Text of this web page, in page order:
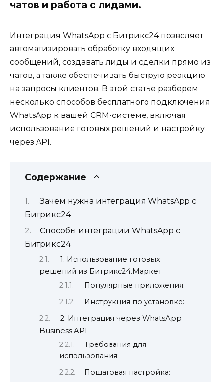
чатов и работа с лидами.
Интеграция WhatsApp с Битрикс24 позволяет
автоматизировать обработку входящих
сообщений, создавать лиды и сделки прямо из
чатов, а также обеспечивать быструю реакцию
на запросы клиентов. В этой статье разберем
несколько способов бесплатного подключения
WhatsApp к вашей CRM-системе, включая
использование готовых решений и настройку
через API.
Содержание
Зачем нужна интеграция WhatsApp с
Битрикс24
Способы интеграции WhatsApp с
Битрикс24
1. Использование готовых
решений из Битрикс24.Маркет
Популярные приложения:
Инструкция по установке:
2. Интеграция через WhatsApp
Business API
Требования для
использования:
Пошаговая настройка: